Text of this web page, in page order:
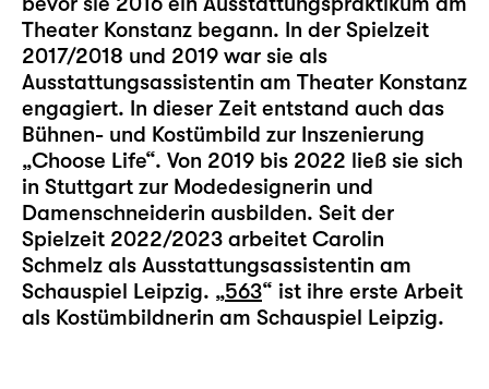
Theater Konstanz begann. In der Spielzeit
2017/2018 und 2019 war sie als
Ausstattungsassistentin am Theater Konstanz
engagiert. In dieser Zeit entstand auch das
Bühnen- und Kostümbild zur Inszenierung
„Choose Life“. Von 2019 bis 2022 ließ sie sich
in Stuttgart zur Modedesignerin und
Damenschneiderin ausbilden. Seit der
Spielzeit 2022/2023 arbeitet Carolin
Schmelz als Ausstattungsassistentin am
Schauspiel Leipzig. „563“ ist ihre erste Arbeit
als Kostümbildnerin am Schauspiel Leipzig.